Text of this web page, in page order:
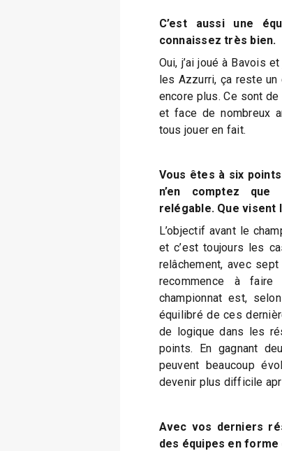
C’est aussi une
connaissez très bien.
Oui, j’ai joué à Bavois
les Azzurri, ça reste un
encore plus. Ce sont
et face de nombreux
tous jouer en fait.
Vous êtes à six
n’en comptez
relégable. Que visent
L’objectif avant le
et c’est toujours les
relâchement, avec sept
recommence à
championnat est,
équilibré de ces
de logique dans les
points. En gagnant
peuvent beaucoup
devenir plus difficile
Avec vos derniers
des équipes en forme